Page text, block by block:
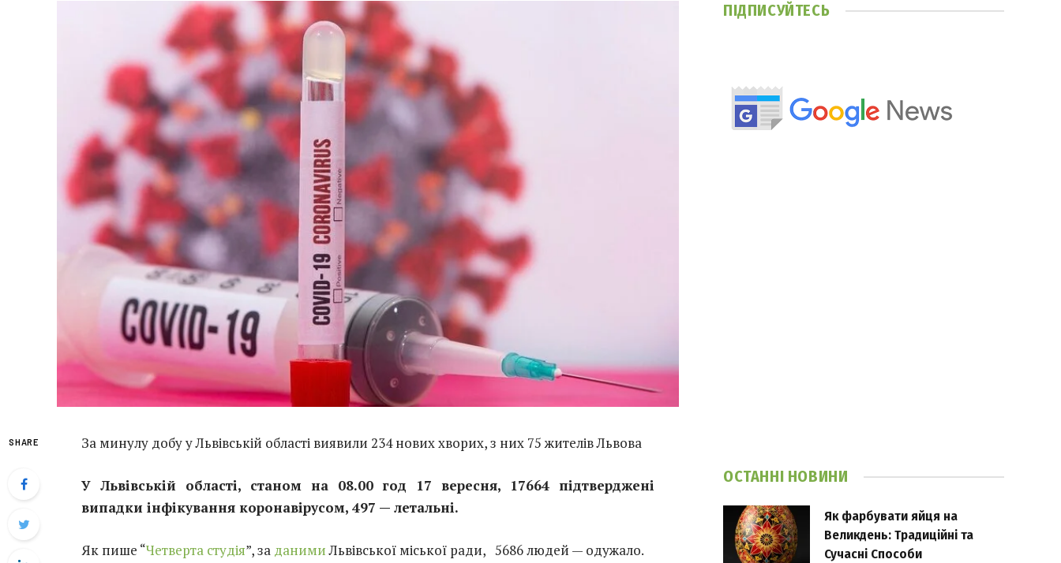
SHARE За минулу добу у Львівській області виявили 234 нових хворих, з них 75 жителів Львова
У Львівській області, станом на 08.00 год 17 вересня, 17664 підтверджені
випадки інфікування коронавірусом, 497 — летальні.
Як пише “Четверта студія”, за данимиЛьвівської міської ради, 5686 людей — одужало.
ПІДПИСУЙТЕСЬ
ОСТАННІ НОВИНИ
Як фарбувати яйця на
Великдень: Традиційні та
Сучасні Способи